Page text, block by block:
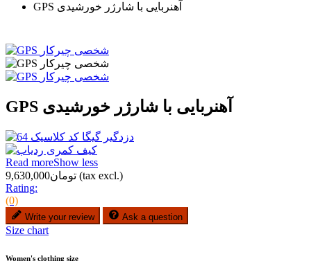
GPS آهنربایی با شارژر خورشیدی
GPS آهنربایی با شارژر خورشیدی
Read moreShow less
تومان9,630,000 (tax excl.)
Rating:
(0)
Write your review Ask a question
Size chart
Women's clothing size